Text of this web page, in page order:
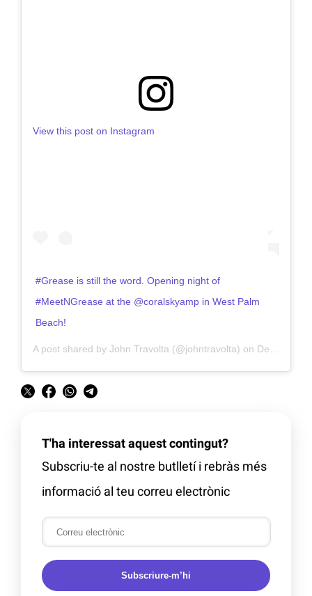
View this post on Instagram
#Grease is still the word. Opening night of
#MeetNGrease at the @coralskyamp in West Palm
Beach!
A post shared by John Travolta (@johntravolta) on Dec 13, 2019 at 8:48pm PST
T'ha interessat aquest contingut?
Subscriu-te al nostre butlletí i rebràs més
informació al teu correu electrònic
Subscriure-m’hi